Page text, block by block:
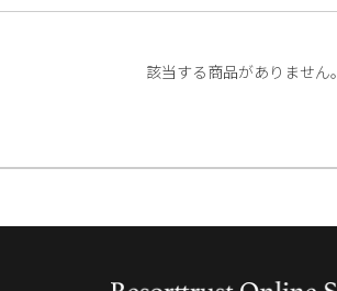
該当する商品がありません。